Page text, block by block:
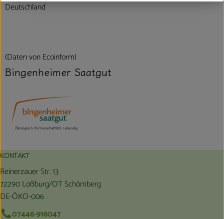
Deutschland
(Daten von Ecoinform)
Bingenheimer Saatgut
KONTAKT
Reinerzauer Str. 13
72290 Loßburg/OT Schömberg
DE-ÖKO-006
07446-916047